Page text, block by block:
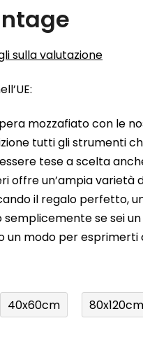
sulla valutazione
mozzafiato con le
tutti gli strumenti
tese a scelta
offre un’ampia varietà
il regalo perfetto,
se sei
un modo per
40x60cm 80x120cm